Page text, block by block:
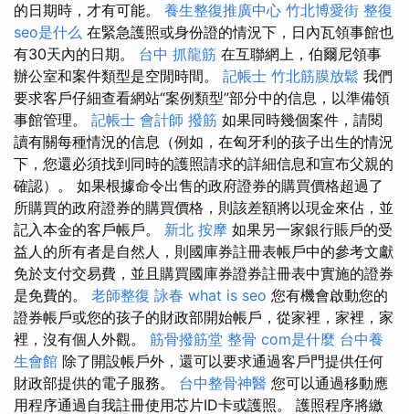
的日期時，才有可能。 養生整復推廣中心 竹北博愛街 整復
seo是什么 在緊急護照或身份證的情況下，日內瓦領事館也
有30天內的日期。 台中 抓龍筋 在互聯網上，伯爾尼領事
辦公室和案件類型是空閒時間。 記帳士 竹北筋膜放鬆 我們
要求客戶仔細查看網站“案例類型”部分中的信息，以準備領
事館管理。 記帳士 會計師 撥筋 如果同時幾個案件，請閱
讀有關每種情況的信息（例如，在匈牙利的孩子出生的情況
下，您還必須找到同時的護照請求的詳細信息和宣布父親的
確認）。 如果根據命令出售的政府證券的購買價格超過了
所購買的政府證券的購買價格，則該差額將以現金來佔，並
記入本金的客戶帳戶。 新北 按摩 如果另一家銀行賬戶的受
益人的所有者是自然人，則國庫券註冊表帳戶中的參考文獻
免於支付交易費，並且購買國庫券證券註冊表中實施的證券
是免費的。 老師整復 詠春 what is seo 您有機會啟動您的
證券帳戶或您的孩子的財政部開始帳戶，從家裡，家裡，家
裡，沒有個人外觀。 筋骨撥筋堂 整骨 com是什麼 台中養
生會館 除了開設帳戶外，還可以要求通過客戶門提供任何
財政部提供的電子服務。 台中整骨神醫 您可以通過移動應
用程序通過自我註冊使用芯片ID卡或護照。 護照程序將繳